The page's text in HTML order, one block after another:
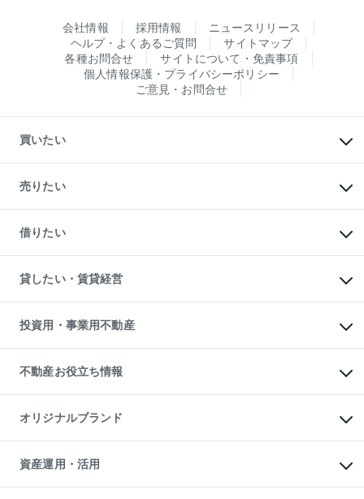
会社情報 採用情報
ニュースリリース
ヘルプ・よくあるご質問
サイトマップ
各種お問合せ
サイトについて・免責事項
個人情報保護・プライバシーポリシー
ご意見・お問合せ
買いたい
新築・分譲マンションの購入
中古マンションの購入
一戸建ての購入
中古一戸建ての購入
不動産購入の流れ
注目キーワード物件特集
購入ガイド
English 繁体中文簡体中文
売りたい
一戸建ての売却・査定
土地の売却・査定
スピードAI査定
不動産査定について
不動産売却の流れ
不動産買換えの流れ
売却ガイド
借りたい
オフィス・店舗の賃貸
借りるときの流れ
借りるガイド
貸したい・賃貸経営
マンション賃料データ
賃貸管理プラン
リロケーションについて
貸すガイド
投資用・事業用不動産
事業用不動産
マンション投資
投資用マンション
アパート経営
収益物件
ビル購入（ビル一棟）
投資用不動産の売却査定
事業用不動産の売却査定
不動産お役立ち情報
マンションライブラリー
人気マンションランキング
暮らしに役立つ不動産メディア
不動産相場・不動産価格情報
不動産コラム・ニュース
オリジナルブランド
一棟リノベーションマンション
L`GENTE（ルジェンテ）
区分リノベーションマンション
資産運用・活用